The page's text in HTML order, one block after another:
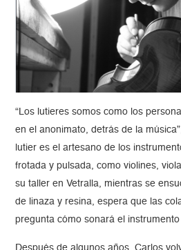
“Los lutieres somos como los
en el anonimato, detrás de la
lutier es el artesano de los
frotada y pulsada, como violines,
su taller en Vetralla, mientras se
de linaza y resina, espera que las
pregunta cómo sonará el
Después de algunos años, Carlos